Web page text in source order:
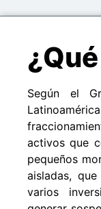
Según el
activos que
pequeños
aisladas,
varios